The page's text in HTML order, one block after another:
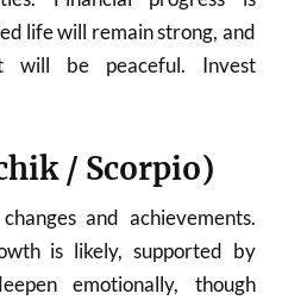
life will remain strong, and
will be peaceful. Invest
/ Scorpio)
and achievements.
is likely, supported by
emotionally, though